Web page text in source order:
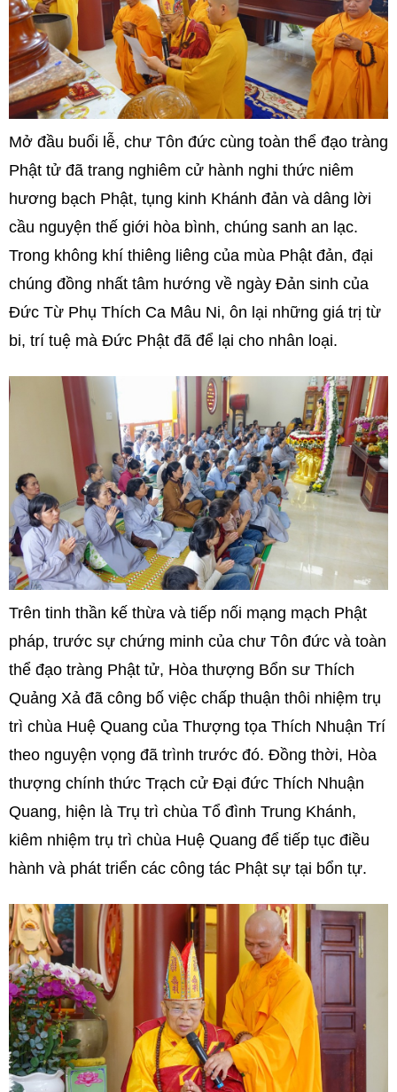
Mở đầu buổi lễ, chư Tôn đức cùng toàn thể đạo tràng
Phật tử đã trang nghiêm cử hành nghi thức niêm
hương bạch Phật, tụng kinh Khánh đản và dâng lời
cầu nguyện thế giới hòa bình, chúng sanh an lạc.
Trong không khí thiêng liêng của mùa Phật đản, đại
chúng đồng nhất tâm hướng về ngày Đản sinh của
Đức Từ Phụ Thích Ca Mâu Ni, ôn lại những giá trị từ
bi, trí tuệ mà Đức Phật đã để lại cho nhân loại.
Trên tinh thần kế thừa và tiếp nối mạng mạch Phật
pháp, trước sự chứng minh của chư Tôn đức và toàn
thể đạo tràng Phật tử, Hòa thượng Bổn sư Thích
Quảng Xả đã công bố việc chấp thuận thôi nhiệm trụ
trì chùa Huệ Quang của Thượng tọa Thích Nhuận Trí
theo nguyện vọng đã trình trước đó. Đồng thời, Hòa
thượng chính thức Trạch cử Đại đức Thích Nhuận
Quang, hiện là Trụ trì chùa Tổ đình Trung Khánh,
kiêm nhiệm trụ trì chùa Huệ Quang để tiếp tục điều
hành và phát triển các công tác Phật sự tại bổn tự.